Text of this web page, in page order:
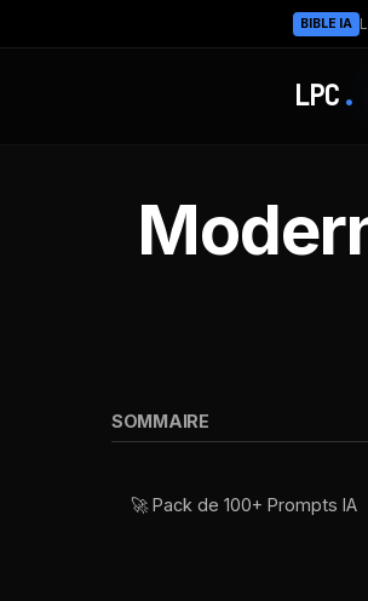
BIBLE IA
LPC .
SOMMAIRE
🚀 Pack de 100+ Prompts IA